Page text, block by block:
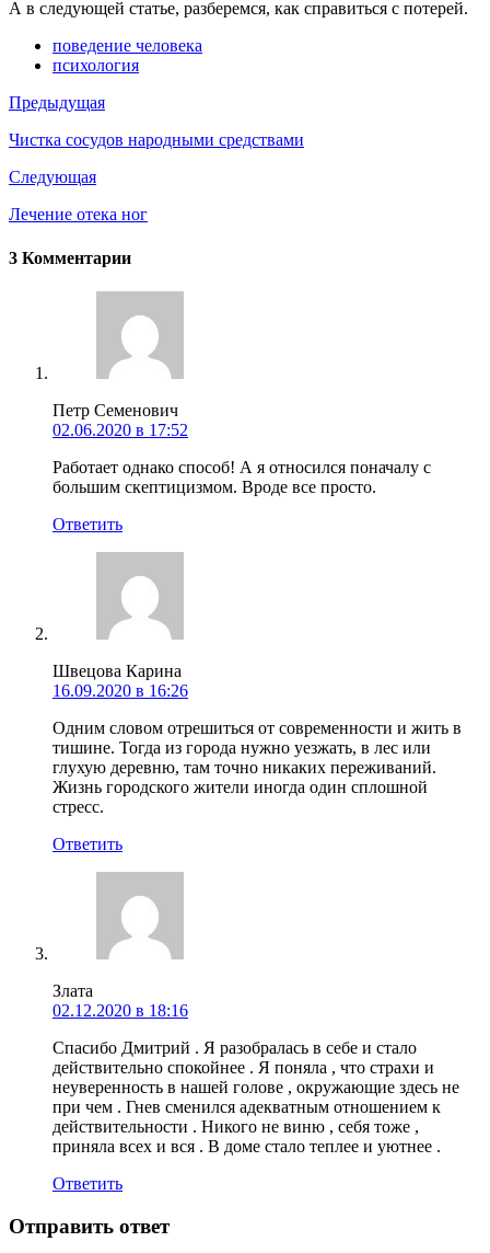
А в следующей статье, разберемся, как справиться с потерей.
поведение человека
психология
Предыдущая
Чистка сосудов народными средствами
Следующая
Лечение отека ног
3 Комментарии
Петр Семенович
02.06.2020 в 17:52
Работает однако способ! А я относился поначалу с
большим скептицизмом. Вроде все просто.
Ответить
Швецова Карина
16.09.2020 в 16:26
Одним словом отрешиться от современности и жить в
тишине. Тогда из города нужно уезжать, в лес или
глухую деревню, там точно никаких переживаний.
Жизнь городского жители иногда один сплошной
стресс.
Ответить
Злата
02.12.2020 в 18:16
Спасибо Дмитрий . Я разобралась в себе и стало
действительно спокойнее . Я поняла , что страхи и
неуверенность в нашей голове , окружающие здесь не
при чем . Гнев сменился адекватным отношением к
действительности . Никого не виню , себя тоже ,
приняла всех и вся . В доме стало теплее и уютнее .
Ответить
Отправить ответ